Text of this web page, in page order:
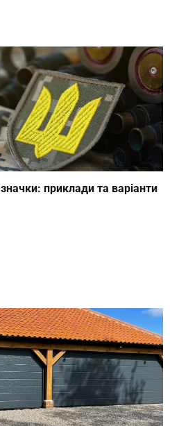
приклади та варіанти